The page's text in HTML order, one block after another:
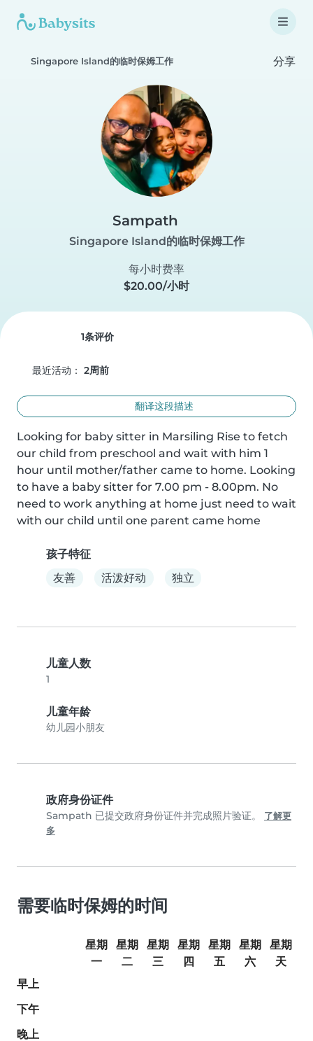
Singapore Island的临时保姆工作 分享
Sampath
Singapore Island的临时保姆工作
每小时费率
$20.00/小时
1条评价
最近活动： 2周前
翻译这段描述
Looking for baby sitter in Marsiling Rise to fetch
our child from preschool and wait with him 1
hour until mother/father came to home. Looking
to have a baby sitter for 7.00 pm - 8.00pm. No
need to work anything at home just need to wait
with our child until one parent came home
孩子特征
友善
活泼好动 独立
儿童人数
1
儿童年龄
幼儿园小朋友
政府身份证件
Sampath 已提交政府身份证件并完成照片验证。
了解更
多
需要临时保姆的时间
星期
一
星期
二
星期
三
星期
四
星期
五
星期
六
星期
天
早上
下午
晚上